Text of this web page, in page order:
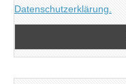
Datenschutzerklärung.